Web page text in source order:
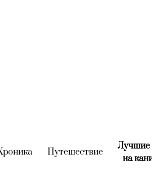
(current)
Путешествие(current)
Лучшие
на